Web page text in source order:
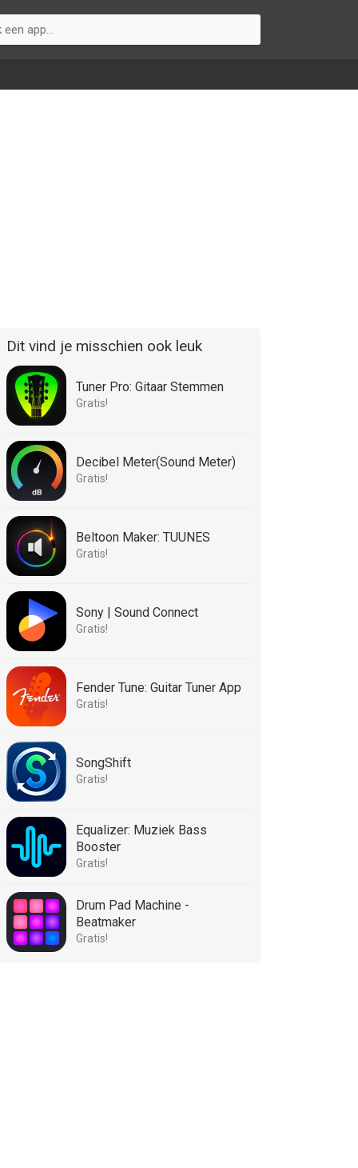
Dit vind je misschien ook leuk
Tuner Pro: Gitaar Stemmen
Gratis!
Decibel Meter(Sound Meter)
Gratis!
Beltoon Maker: TUUNES
Gratis!
Sony | Sound Connect
Gratis!
Fender Tune: Guitar Tuner App
Gratis!
SongShift
Gratis!
Equalizer: Muziek Bass
Booster
Gratis!
Drum Pad Machine -
Beatmaker
Gratis!